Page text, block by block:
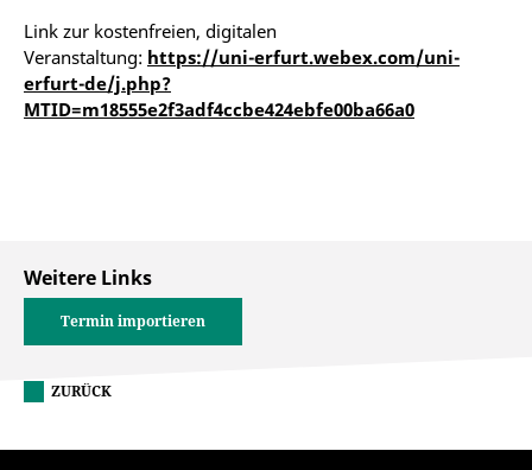
Link zur kostenfreien, digitalen
Veranstaltung: https://uni-erfurt.webex.com/uni-
erfurt-de/j.php?
MTID=m18555e2f3adf4ccbe424ebfe00ba66a0
Weitere Links
Termin importieren
ZURÜCK